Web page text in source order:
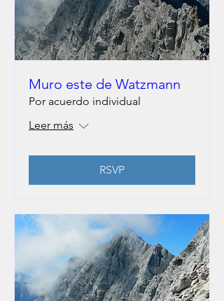
Muro este de Watzmann
Por acuerdo individual
Leer más
RSVP